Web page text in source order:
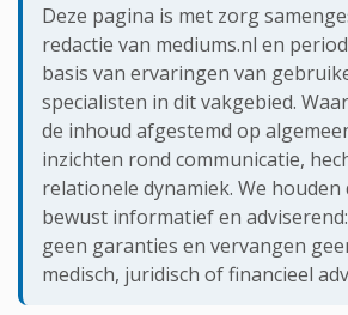
Deze pagina is met zorg
redactie van mediums.nl en
basis van ervaringen van
specialisten in dit vakgebied.
de inhoud afgestemd op
inzichten rond communicatie,
relationele dynamiek. We houden
bewust informatief en
geen garanties en vervangen
medisch, juridisch of financieel